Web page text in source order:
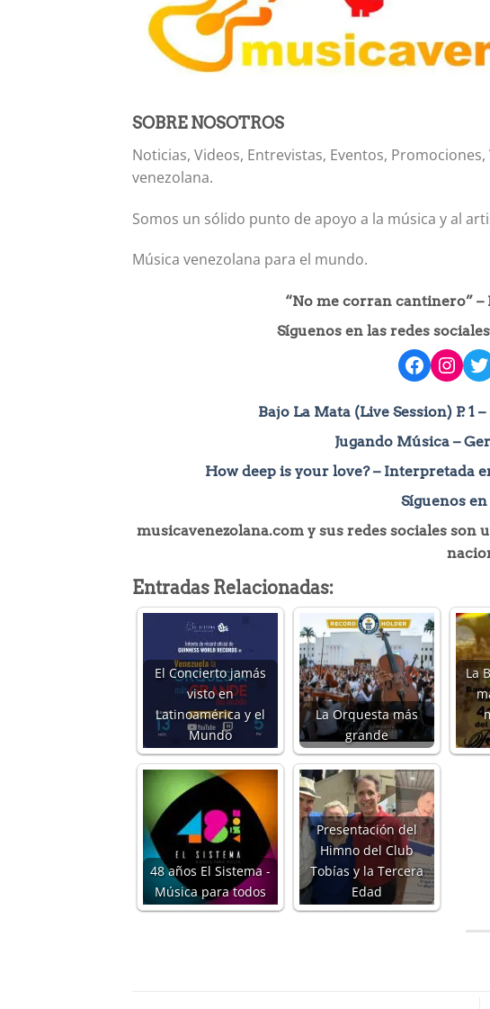
SOBRE NOSOTROS
Noticias, Videos, Entrevistas, Eventos,
venezolana.
Somos un sólido punto de apoyo a la música y al
Música venezolana para el mundo.
“No me corran cantinero”
Síguenos en las redes
Bajo La Mata (Live Session) P. 1
Jugando Música –
How deep is your love? – Interpretada
Síguenos
musicavenezolana.com y sus redes sociales
Entradas Relacionadas:
El Concierto jamás
visto en
Latinoamérica y el
Mundo
La Orquesta más
grande
La
48 años El Sistema -
Música para todos
Presentación del
Himno del Club
Tobías y la Tercera
Edad